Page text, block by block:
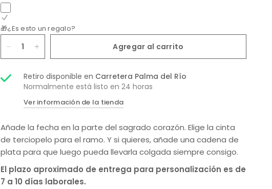
🎁¿Es esto un regalo?
Agregar al carrito
Retiro disponible en Carretera Palma del Río
Normalmente está listo en 24 horas
Ver información de la tienda
Añade la fecha en la parte del sagrado corazón. Elige la cinta
de terciopelo para el ramo. Y si quieres, añade una cadena de
plata para que luego pueda llevarla colgada siempre consigo.
El plazo aproximado de entrega para personalización es de
7 a 10 días laborales.